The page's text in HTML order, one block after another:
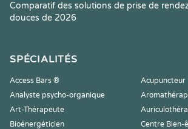
Comparatif des solutions de prise de
douces de 2026
SPÉCIALITÉS
Access Bars ®
Acupuncteur
Analyste psycho-organique
Art-Thérapeute
Bioénergéticien
Centre Bien-